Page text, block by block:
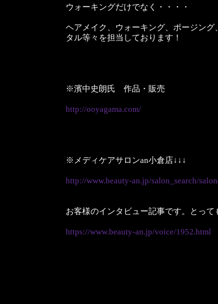
ウォーキングだけでなく・・・・
ヘアメイク、ウォーキング、ポージン
タル等々を担当しております！
※濱中史朗氏 作品・販売
http://ooyagama.com/
※メディケアサロンan小倉店↓↓↓
http://www.beauty-an.jp/salon_search/
お客様のインタビュー記事です。とって
https://www.beauty-an.jp/voice/1952.html